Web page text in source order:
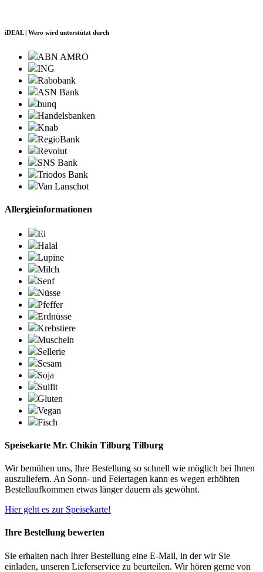
iDEAL | Wero wird unterstützt durch
ABN AMRO
ING
Rabobank
ASN Bank
bunq
Handelsbanken
Knab
RegioBank
Revolut
SNS Bank
Triodos Bank
Van Lanschot
Allergieinformationen
Ei
Halal
Lupine
Milch
Senf
Nüsse
Pfeffer
Erdnüsse
Krebstiere
Muscheln
Sellerie
Sesam
Soja
Sulfit
Gluten
Vegan
Fisch
Speisekarte Mr. Chikin Tilburg Tilburg
Wir bemühen uns, Ihre Bestellung so schnell wie möglich bei Ihnen
auszuliefern. An Sonn- und Feiertagen kann es wegen erhöhten
Bestellaufkommen etwas länger dauern als gewöhnt.
Hier geht es zur Speisekarte!
Ihre Bestellung bewerten
Sie erhalten nach Ihrer Bestellung eine E-Mail, in der wir Sie
einladen, unseren Lieferservice zu beurteilen. Wir hören gerne von